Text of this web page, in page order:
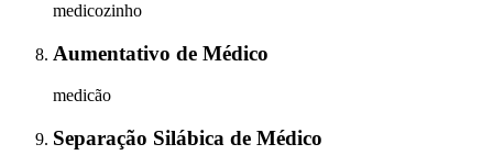
medicozinho
Aumentativo de Médico
medicão
Separação Silábica de Médico